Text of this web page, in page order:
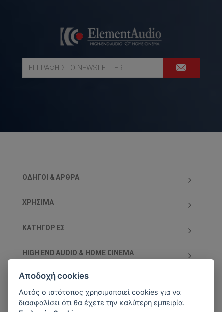
ΟΔΗΓΟΊ & ΆΡΘΡΑ
ΧΡΗΣΙΜΑ
ΚΑΤΗΓΟΡΊΕΣ
HIGH END AUDIO & HOME CINEMA
ΥΠΟΣΤΗΡΙΖΌΜΕΝΕΣ ΧΡΕΩΣΤΙΚΈΣ/ΠΙΣΤΩΤΙΚΈΣ
ΚΆΡΤΕΣ
Αποδοχή cookies
Αυτός ο ιστότοπος χρησιμοποιεί cookies για να
διασφαλίσει ότι θα έχετε την καλύτερη εμπειρία.